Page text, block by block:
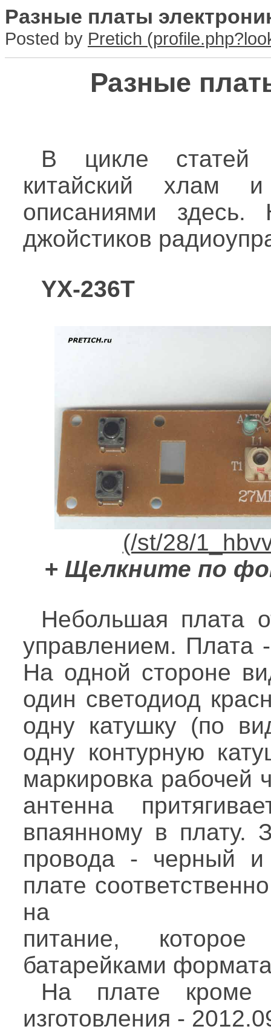
Разные платы
Posted by Pretich
Разные
В цикле статей
китайский хлам
описаниями
джойстиков
YX-236T
+ Щелкните по
Небольшая плата
управлением. Плата
На одной стороне
один светодиод
одну катушку (по
одну контурную
маркировка рабочей
антенна
впаянному в
провода - черный
плате
на
питание, которое
батарейками
На плате кроме
изготовления -